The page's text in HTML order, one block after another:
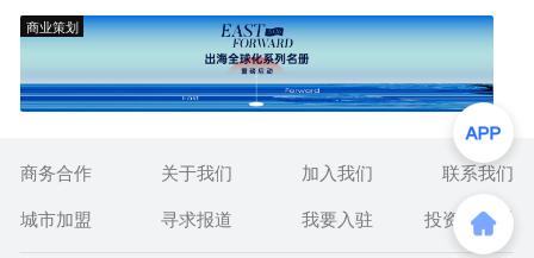
商业策划
商务合作 关于我们 加入我们
联系我们
城市加盟
寻求报道 我要入驻 投资者关系